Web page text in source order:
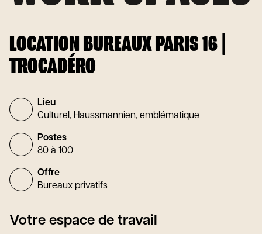
LOCATION BUREAUX PARIS 16 |
TROCADÉRO
Lieu
Culturel, Haussmannien, emblématique
Postes
80 à 100
Offre
Bureaux privatifs
Votre espace de travail